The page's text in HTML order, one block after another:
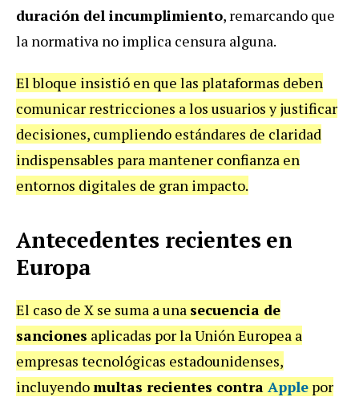
duración del incumplimiento, remarcando que
la normativa no implica censura alguna.
El bloque insistió en que las plataformas deben
comunicar restricciones a los usuarios y justificar
decisiones, cumpliendo estándares de claridad
indispensables para mantener confianza en
entornos digitales de gran impacto.
Antecedentes recientes en
Europa
El caso de X se suma a una secuencia de
sanciones aplicadas por la Unión Europea a
empresas tecnológicas estadounidenses,
incluyendomultas recientes contra Apple por